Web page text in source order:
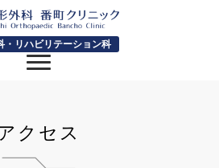
・リハビリテーション科
クセス